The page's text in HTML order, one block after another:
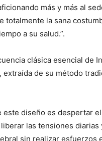
más y más al
totalmente la sana
a su salud.”.
clásica esencial de
extraída de su método
este diseño es despertar
las tensiones
sin realizar esfuerzos